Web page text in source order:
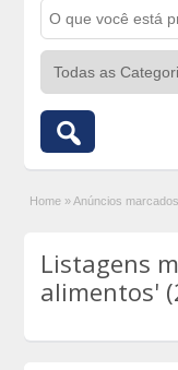
Home » Anúncios
Listagens
alimentos'